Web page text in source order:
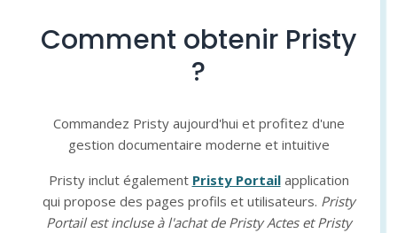
Comment obtenir Pristy
?
Commandez Pristy aujourd'hui et profitez d'une
gestion documentaire moderne et intuitive
Pristy inclut également Pristy Portailapplication
qui propose des pages profils et utilisateurs. Pristy
Portail est incluse à l'achat de Pristy Actes et Pristy